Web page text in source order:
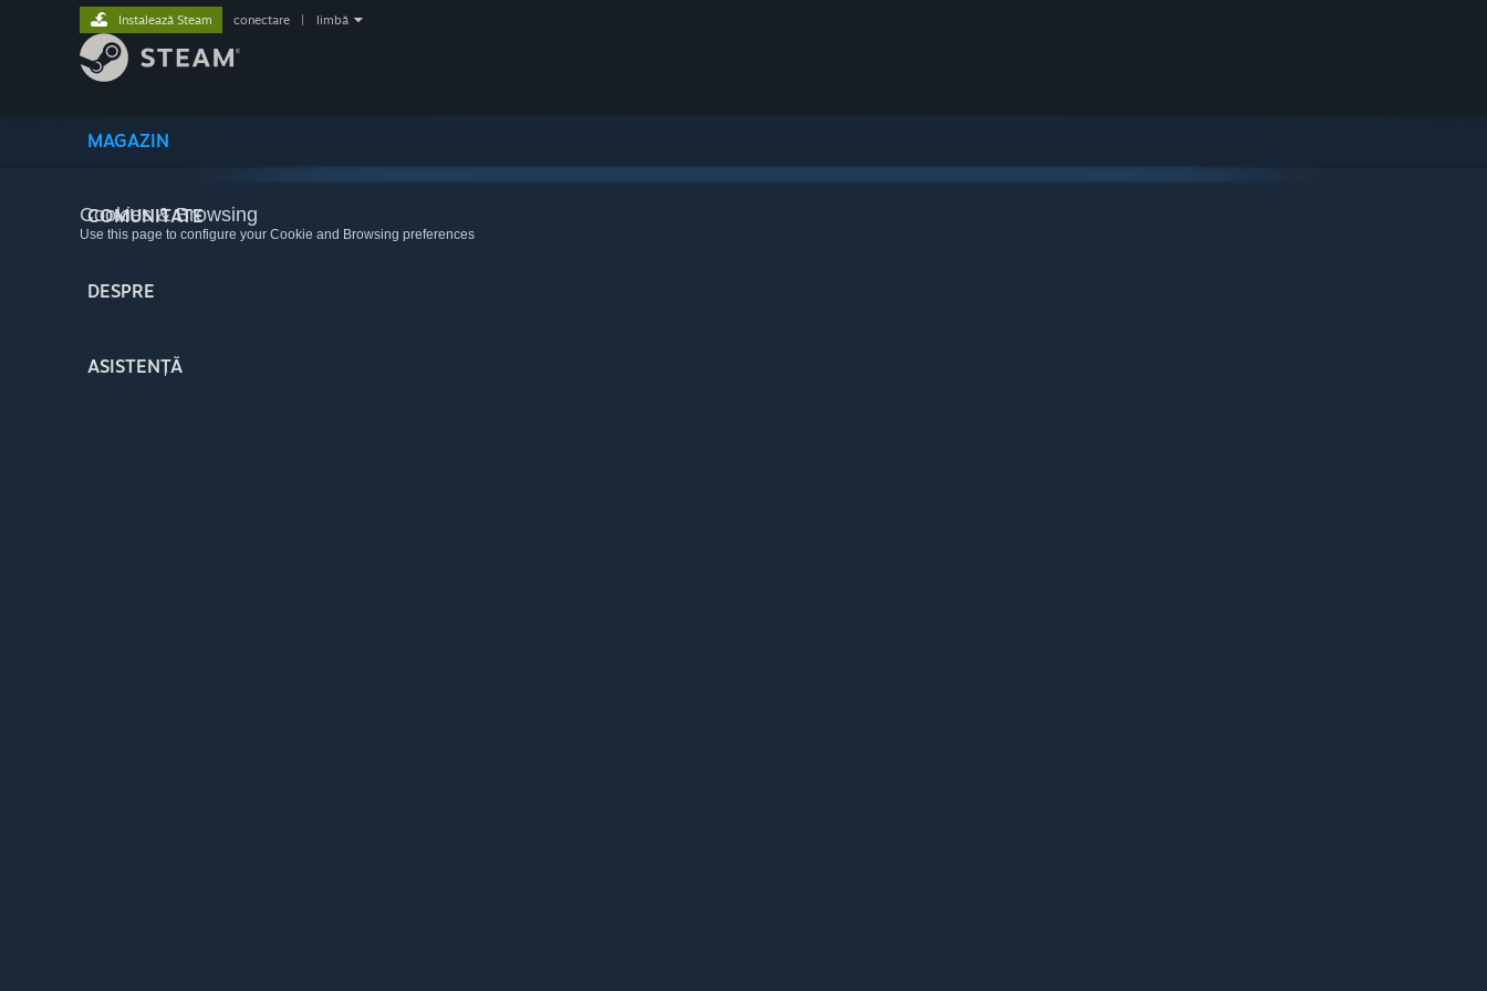
MAGAZIN
COMUNITATE
DESPRE
ASISTENȚĂ
Instalează Steam conectare limbă
Cookies & Browsing
Use this page to configure your Cookie and Browsing preferences